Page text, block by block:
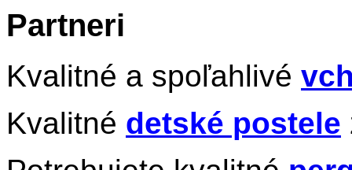
Partneri
Kvalitné a spoľahlivé
Kvalitné detské postele